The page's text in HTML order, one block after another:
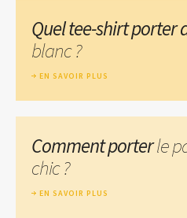
Quel tee-shirt porter
blanc ?
EN SAVOIR PLUS
Comment porterle
chic ?
EN SAVOIR PLUS